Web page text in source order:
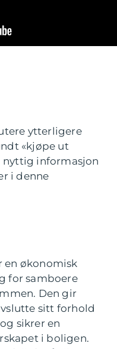
ytterligere
«kjøpe ut
nyttig informasjon
i denne
en økonomisk
for samboere
Den gir
sitt forhold
sikrer en
i boligen.